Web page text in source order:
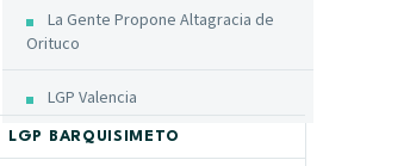
La Gente Propone Altagracia de
Orituco
LGP Valencia
LGP BARQUISIMETO